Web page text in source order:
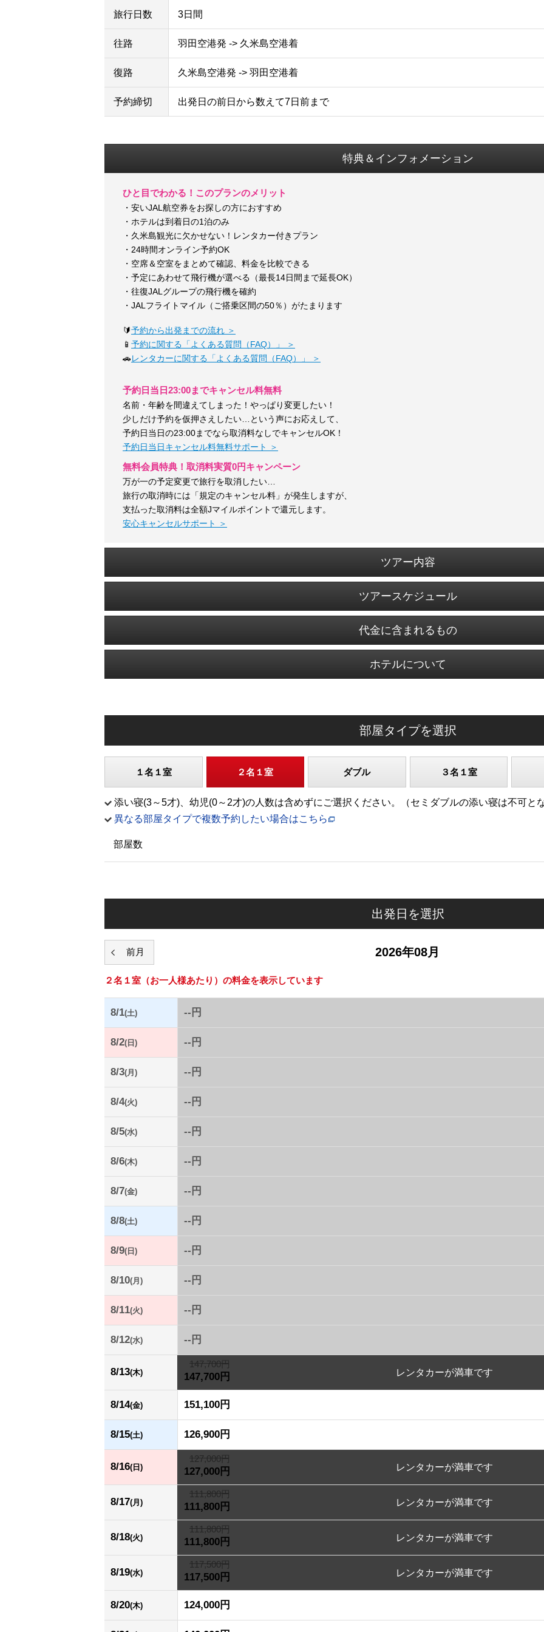
旅行日数 3日間
往路 羽田空港発 -> 久米島空港着
復路 久米島空港発 -> 羽田空港着
予約締切 出発日の前日から数えて7日前まで
特典＆インフォメーション
ひと目でわかる！このプランのメリット
・安いJAL航空券をお探しの方におすすめ
・ホテルは到着日の1泊のみ
・久米島観光に欠かせない！レンタカー付きプラン
・24時間オンライン予約OK
・空席＆空室をまとめて確認、料金を比較できる
・予定にあわせて飛行機が選べる（最長14日間まで延長OK）
・往復JALグループの飛行機を確約
・JALフライトマイル（ご搭乗区間の50％）がたまります
🔰予約から出発までの流れ ＞
📱 予約に関する「よくある質問（FAQ）」 ＞
🚗レンタカーに関する「よくある質問（FAQ）」 ＞
予約日当日23:00までキャンセル料無料
名前・年齢を間違えてしまった！やっぱり変更したい！
少しだけ予約を仮押さえしたい…という声にお応えして、
予約日当日の23:00までなら取消料なしでキャンセルOK！
予約日当日キャンセル料無料サポート ＞
無料会員特典！取消料実質0円キャンペーン
万が一の予定変更で旅行を取消したい…
旅行の取消時には「規定のキャンセル料」が発生しますが、
支払った取消料は全額Jマイルポイントで還元します。
安心キャンセルサポート ＞
ツアー内容
ツアースケジュール
代金に含まれるもの
ホテルについて
部屋タイプを選択
１名１室 ２名１室 ダブル ３名１室
添い寝(3～5才)、幼児(0～2才)の人数は含めずにご選択ください。（セミダブルの添い寝は不可と
異なる部屋タイプで複数予約したい場合はこちら
部屋数
出発日を選択
2026年08月
２名１室 （お一人様あたり）の料金を表示しています
8/1(土) --円
8/2(日) --円
8/3(月) --円
8/4(火) --円
8/5(水) --円
8/6(木) --円
8/7(金) --円
8/8(土) --円
8/9(日) --円
8/10(月) --円
8/11(火) --円
8/12(水) --円
8/13(木)
147,700円
147,700円
8/14(金) 151,100円
8/15(土) 126,900円
8/16(日)
127,000円
127,000円
8/17(月)
111,800円
111,800円
8/18(火)
111,800円
111,800円
8/19(水)
117,500円
117,500円
8/20(木) 124,000円